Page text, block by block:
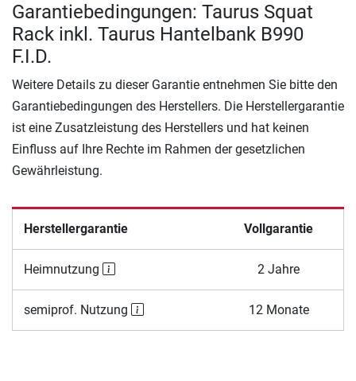
Garantiebedingungen: Taurus Squat
Rack inkl. Taurus Hantelbank B990
F.I.D.
Weitere Details zu dieser Garantie entnehmen Sie bitte den
Garantiebedingungen des Herstellers. Die Herstellergarantie
ist eine Zusatzleistung des Herstellers und hat keinen
Einfluss auf Ihre Rechte im Rahmen der gesetzlichen
Gewährleistung.
Herstellergarantie Vollgarantie
Heimnutzung 2 Jahre
semiprof. Nutzung 12 Monate